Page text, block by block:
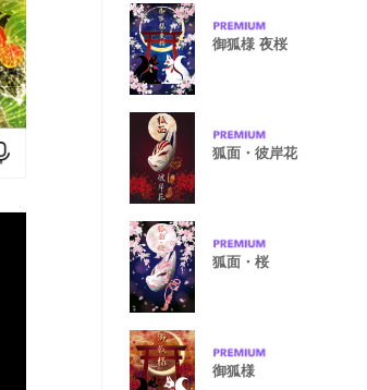
御狐様 夜桜
狐面・彼岸花
狐面・桜
御狐様